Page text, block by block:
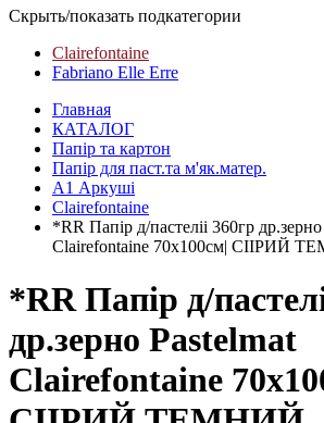
Скрыть/показать подкатегории
Clairefontaine
Fabriano Elle Erre
Главная
КАТАЛОГ
Папір та картон
Папір для паст.та м'як.матер.
А1 Аркуші
Clairefontaine
*RR Папір д/пастеліі 360гр
Clairefontaine 70х100см| СІІРИЙ
*RR Папір д/
др.зерно Pastelmat
Clairefontaine